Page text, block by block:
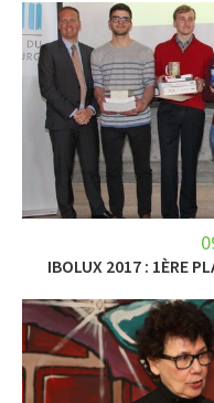
IBOLUX 2017 : 1ÈRE